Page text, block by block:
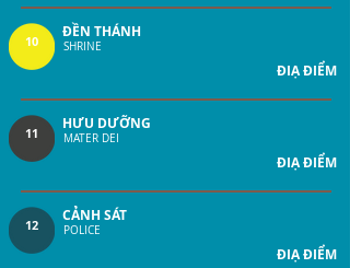
10
ĐỀN THÁNH
SHRINE
ĐIẠ ĐIỂM
11
HƯU DƯỠNG
MATER DEI
ĐIẠ ĐIỂM
12
CẢNH SÁT
POLICE
ĐIẠ ĐIỂM